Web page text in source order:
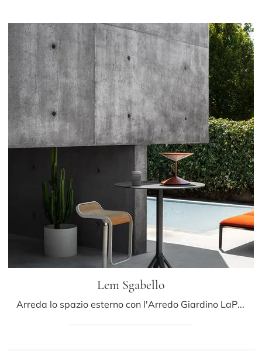
Lem Sgabello
Arreda lo spazio esterno con l'Arredo Giardino LaPalma! Set e sgabelli da giardino in legno, come il modello Lem Sgabello, ti attendono!